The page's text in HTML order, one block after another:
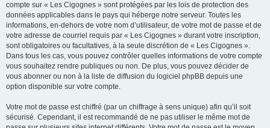
compte sur « Les Cigognes » sont protégées par les lois de protection des
données applicables dans le pays qui héberge notre serveur. Toutes les
informations, en-dehors de votre nom d’utilisateur, de votre mot de passe et de
votre adresse de courriel requis par « Les Cigognes » durant votre inscription,
sont obligatoires ou facultatives, à la seule discrétion de « Les Cigognes ».
Dans tous les cas, vous pouvez contrôler quelles informations de votre compte
vous souhaitez rendre publiques ou non. De plus, vous pouvez décider de
vous abonner ou non à la liste de diffusion du logiciel phpBB depuis une
option disponible sur votre compte.
Votre mot de passe est chiffré (par un chiffrage à sens unique) afin qu’il soit
sécurisé. Cependant, il est recommandé de ne pas utiliser le même mot de